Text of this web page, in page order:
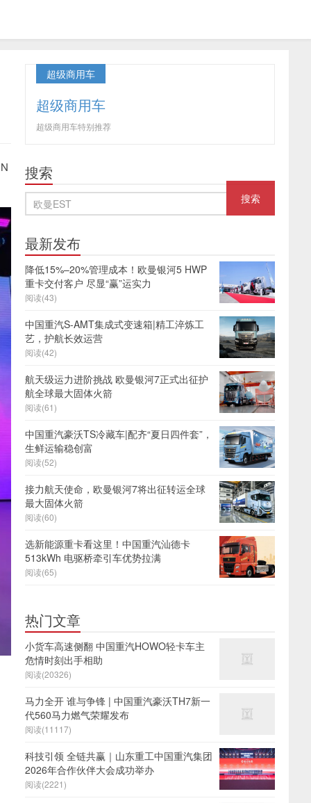
超级商用车
超级商用车
超级商用车特别推荐
搜索
最新发布
降低15%–20%管理成本！欧曼银河5 HWP
重卡交付客户 尽显“赢”运实力
阅读(43)
中国重汽S-AMT集成式变速箱|精工淬炼工
艺，护航长效运营
阅读(42)
航天级运力进阶挑战 欧曼银河7正式出征护
航全球最大固体火箭
阅读(61)
中国重汽豪沃TS冷藏车|配齐“夏日四件套”，
生鲜运输稳创富
阅读(52)
接力航天使命，欧曼银河7将出征转运全球
最大固体火箭
阅读(60)
选新能源重卡看这里！中国重汽汕德卡
513kWh 电驱桥牵引车优势拉满
阅读(65)
热门文章
小货车高速侧翻 中国重汽HOWO轻卡车主
危情时刻出手相助
阅读(20326)
马力全开 谁与争锋 | 中国重汽豪沃TH7新一
代560马力燃气荣耀发布
阅读(11117)
科技引领 全链共赢｜山东重工中国重汽集团
2026年合作伙伴大会成功举办
阅读(2221)